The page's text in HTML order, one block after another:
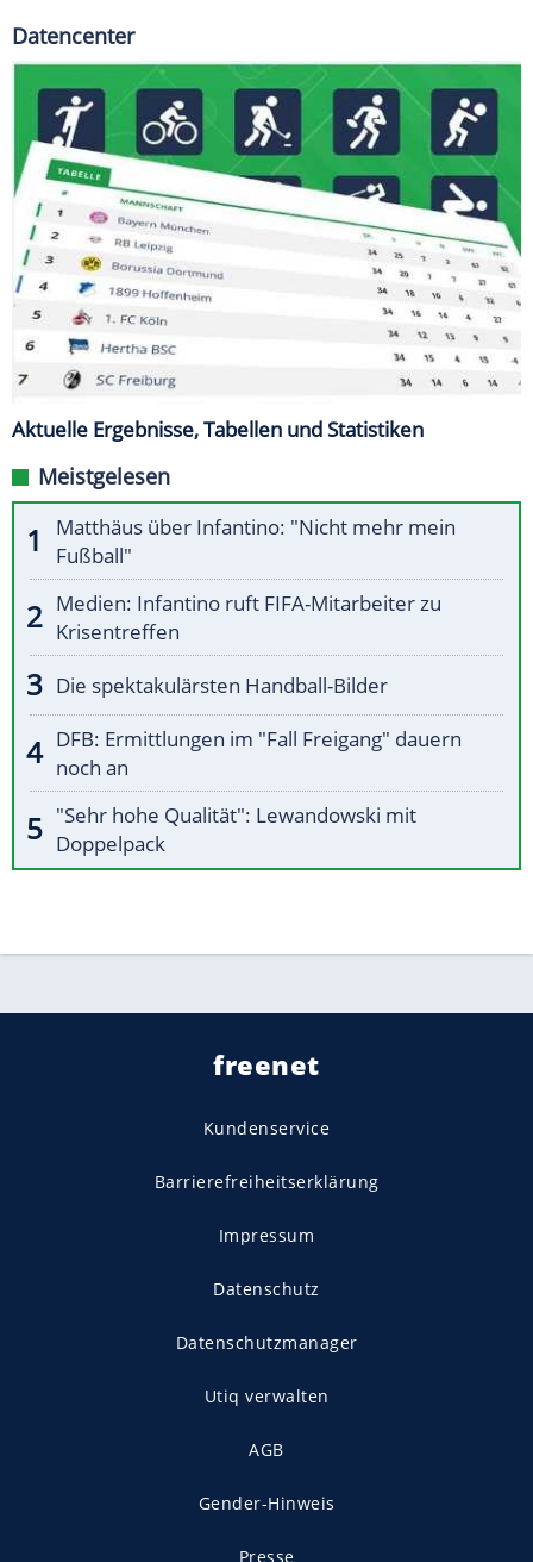
Datencenter
Aktuelle Ergebnisse, Tabellen und Statistiken
Meistgelesen
Matthäus über Infantino: "Nicht mehr mein
Fußball"
Medien: Infantino ruft FIFA-Mitarbeiter zu
Krisentreffen
Die spektakulärsten Handball-Bilder
DFB: Ermittlungen im "Fall Freigang" dauern
noch an
"Sehr hohe Qualität": Lewandowski mit
Doppelpack
freenet
Kundenservice
Barrierefreiheitserklärung
Impressum
Datenschutz
Datenschutzmanager
Utiq verwalten
AGB
Gender-Hinweis
Presse